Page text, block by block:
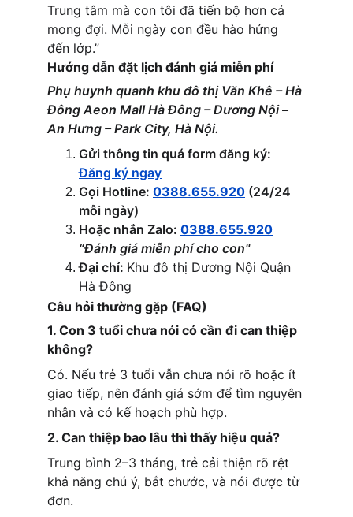
Trung tâm mà con tôi đã tiến bộ hơn cả
mong đợi. Mỗi ngày con đều hào hứng
đến lớp.”
Hướng dẫn đặt lịch đánh giá miễn phí
Phụ huynh quanh khu đô thị Văn Khê – Hà
Đông Aeon Mall Hà Đông – Dương Nội –
An Hưng – Park City, Hà Nội.
Gửi thông tin quá form đăng ký:
Đăng ký ngay
Gọi Hotline: 0388.655.920 (24/24
mỗi ngày)
Hoặc nhắn Zalo: 0388.655.920
“Đánh giá miễn phí cho con"
Đại chỉ: Khu đô thị Dương Nội Quận
Hà Đông
Câu hỏi thường gặp (FAQ)
1. Con 3 tuổi chưa nói có cần đi can thiệp
không?
Có. Nếu trẻ 3 tuổi vẫn chưa nói rõ hoặc ít
giao tiếp, nên đánh giá sớm để tìm nguyên
nhân và có kế hoạch phù hợp.
2. Can thiệp bao lâu thì thấy hiệu quả?
Trung bình 2–3 tháng, trẻ cải thiện rõ rệt
khả năng chú ý, bắt chước, và nói được từ
đơn.